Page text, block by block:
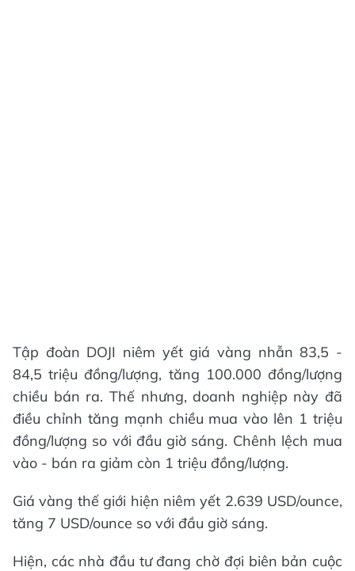
Tập đoàn DOJI niêm yết giá vàng nhẫn 83,5 -
84,5 triệu đồng/lượng, tăng 100.000 đồng/lượng
chiều bán ra. Thế nhưng, doanh nghiệp này đã
điều chỉnh tăng mạnh chiều mua vào lên 1 triệu
đồng/lượng so với đầu giờ sáng. Chênh lệch mua
vào - bán ra giảm còn 1 triệu đồng/lượng.
Giá vàng thế giới hiện niêm yết 2.639 USD/ounce,
tăng 7 USD/ounce so với đầu giờ sáng.
Hiện, các nhà đầu tư đang chờ đợi biên bản cuộc